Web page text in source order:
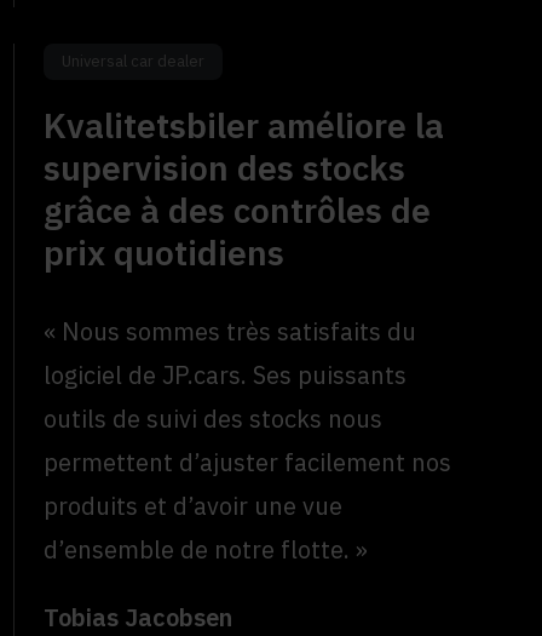
Universal car dealer
Kvalitetsbiler améliore la
supervision des stocks
grâce à des contrôles de
prix quotidiens
« Nous sommes très satisfaits du
logiciel de JP.cars. Ses puissants
outils de suivi des stocks nous
permettent d’ajuster facilement nos
produits et d’avoir une vue
d’ensemble de notre flotte. »
Tobias Jacobsen